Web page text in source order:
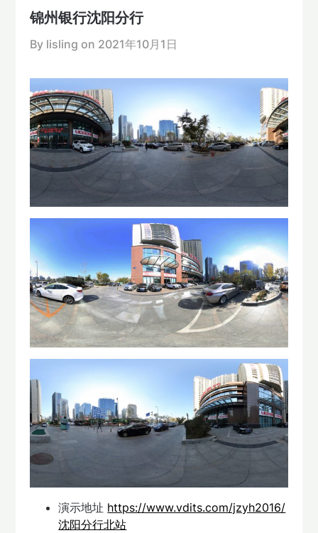
锦州银行沈阳分行
By lisling on 2021年10月1日
演示地址 https://www.vdits.com/jzyh2016/
沈阳分行北站